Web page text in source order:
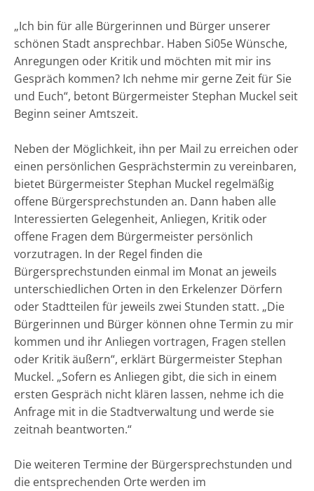
„Ich bin für alle Bürgerinnen und Bürger unserer
schönen Stadt ansprechbar. Haben Si05e Wünsche,
Anregungen oder Kritik und möchten mit mir ins
Gespräch kommen? Ich nehme mir gerne Zeit für Sie
und Euch“, betont Bürgermeister Stephan Muckel seit
Beginn seiner Amtszeit.
Neben der Möglichkeit, ihn per Mail zu erreichen oder
einen persönlichen Gesprächstermin zu vereinbaren,
bietet Bürgermeister Stephan Muckel regelmäßig
offene Bürgersprechstunden an. Dann haben alle
Interessierten Gelegenheit, Anliegen, Kritik oder
offene Fragen dem Bürgermeister persönlich
vorzutragen. In der Regel finden die
Bürgersprechstunden einmal im Monat an jeweils
unterschiedlichen Orten in den Erkelenzer Dörfern
oder Stadtteilen für jeweils zwei Stunden statt. „Die
Bürgerinnen und Bürger können ohne Termin zu mir
kommen und ihr Anliegen vortragen, Fragen stellen
oder Kritik äußern“, erklärt Bürgermeister Stephan
Muckel. „Sofern es Anliegen gibt, die sich in einem
ersten Gespräch nicht klären lassen, nehme ich die
Anfrage mit in die Stadtverwaltung und werde sie
zeitnah beantworten.“
Die weiteren Termine der Bürgersprechstunden und
die entsprechenden Orte werden im